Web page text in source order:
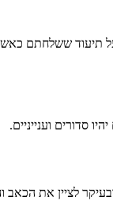
תיעוד ששלחתם
סדורים וענייניים.
לציין את